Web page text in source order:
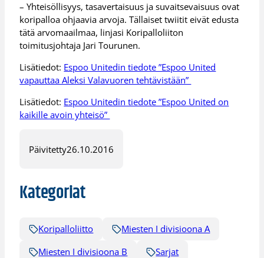
– Yhteisöllisyys, tasavertaisuus ja suvaitsevaisuus ovat
koripalloa ohjaavia arvoja. Tällaiset twiitit eivät edusta
tätä arvomaailmaa, linjasi Koripalloliiton
toimitusjohtaja Jari Tourunen.
Lisätiedot: Espoo Unitedin tiedote ”Espoo United
vapauttaa Aleksi Valavuoren tehtävistään”
Lisätiedot: Espoo Unitedin tiedote ”Espoo United on
kaikille avoin yhteisö”
Päivitetty26.10.2016
Kategoriat
Koripalloliitto
Miesten I divisioona A
Miesten I divisioona B
Sarjat